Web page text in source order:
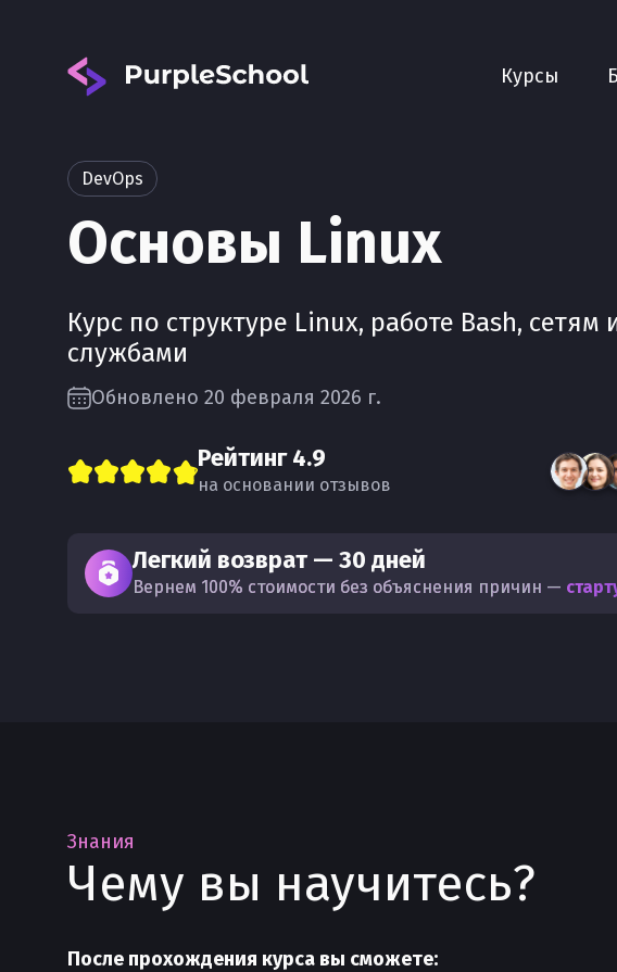
Курсы О
Вход
DevOps
Основы Linux
Курс по структуре Linux, работе Bash,
службами
Обновлено 20 февраля 2026 г.
Рейтинг4.9
на основании отзывов
Легкий возврат — 30 дней
Вернем 100% стоимости без объяснения причин —
Знания
Чему вы научитесь?
После прохождения курса вы сможете: